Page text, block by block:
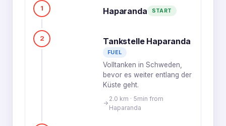
1 Haparanda START
2 Tankstelle Haparanda
FUEL
Volltanken in Schweden,
bevor es weiter entlang der
Küste geht.
2.0 km · 5min from
Haparanda